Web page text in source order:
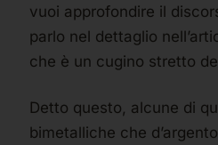
vuoi approfondire il
parlo nel dettaglio
che è un cugino stretto
Detto questo, alcune di
bimetalliche che